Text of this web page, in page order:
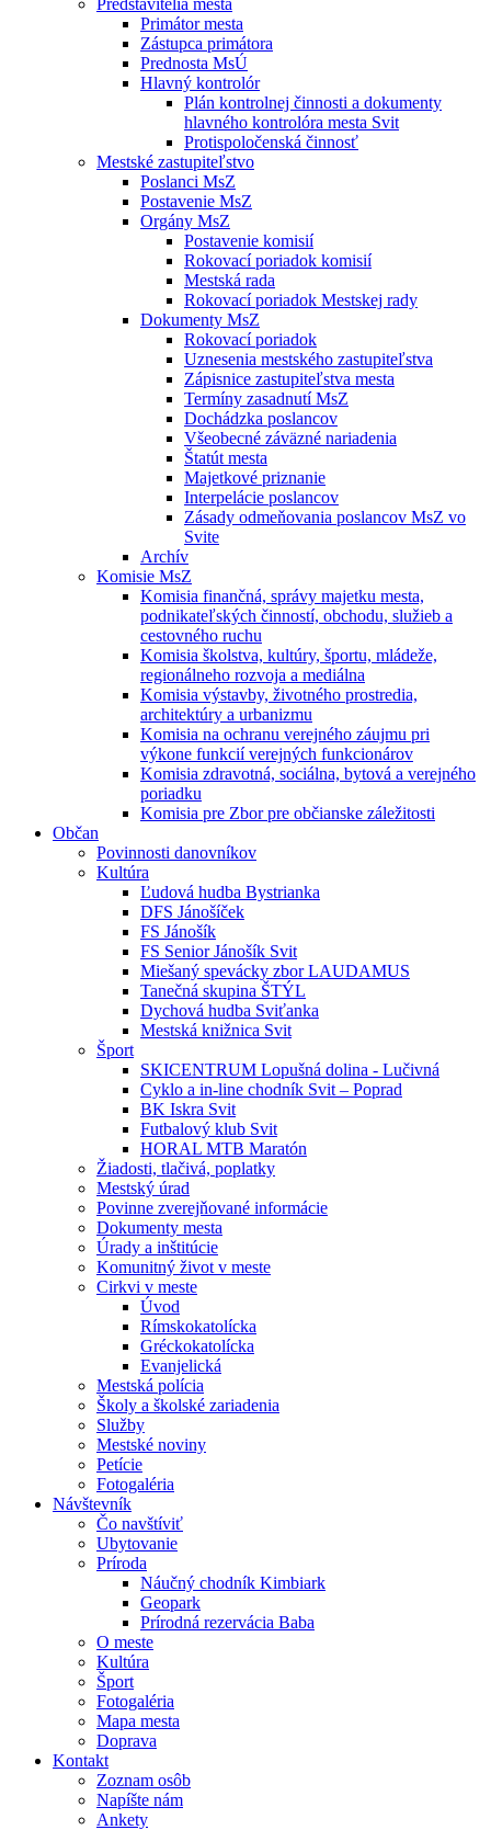
Predstavitelia mesta
Primátor mesta
Zástupca primátora
Prednosta MsÚ
Hlavný kontrolór
Plán kontrolnej činnosti a dokumenty
hlavného kontrolóra mesta Svit
Protispoločenská činnosť
Mestské zastupiteľstvo
Poslanci MsZ
Postavenie MsZ
Orgány MsZ
Postavenie komisií
Rokovací poriadok komisií
Mestská rada
Rokovací poriadok Mestskej rady
Dokumenty MsZ
Rokovací poriadok
Uznesenia mestského zastupiteľstva
Zápisnice zastupiteľstva mesta
Termíny zasadnutí MsZ
Dochádzka poslancov
Všeobecné záväzné nariadenia
Štatút mesta
Majetkové priznanie
Interpelácie poslancov
Zásady odmeňovania poslancov MsZ vo
Svite
Archív
Komisie MsZ
Komisia finančná, správy majetku mesta,
podnikateľských činností, obchodu, služieb a
cestovného ruchu
Komisia školstva, kultúry, športu, mládeže,
regionálneho rozvoja a mediálna
Komisia výstavby, životného prostredia,
architektúry a urbanizmu
Komisia na ochranu verejného záujmu pri
výkone funkcií verejných funkcionárov
Komisia zdravotná, sociálna, bytová a verejného
poriadku
Komisia pre Zbor pre občianske záležitosti
Občan
Povinnosti danovníkov
Kultúra
Ľudová hudba Bystrianka
DFS Jánošíček
FS Jánošík
FS Senior Jánošík Svit
Miešaný spevácky zbor LAUDAMUS
Tanečná skupina ŠTÝL
Dychová hudba Sviťanka
Mestská knižnica Svit
Šport
SKICENTRUM Lopušná dolina - Lučivná
Cyklo a in-line chodník Svit – Poprad
BK Iskra Svit
Futbalový klub Svit
HORAL MTB Maratón
Žiadosti, tlačivá, poplatky
Mestský úrad
Povinne zverejňované informácie
Dokumenty mesta
Úrady a inštitúcie
Komunitný život v meste
Cirkvi v meste
Úvod
Rímskokatolícka
Gréckokatolícka
Evanjelická
Mestská polícia
Školy a školské zariadenia
Služby
Mestské noviny
Petície
Fotogaléria
Návštevník
Čo navštíviť
Ubytovanie
Príroda
Náučný chodník Kimbiark
Geopark
Prírodná rezervácia Baba
O meste
Kultúra
Šport
Fotogaléria
Mapa mesta
Doprava
Kontakt
Zoznam osôb
Napíšte nám
Ankety